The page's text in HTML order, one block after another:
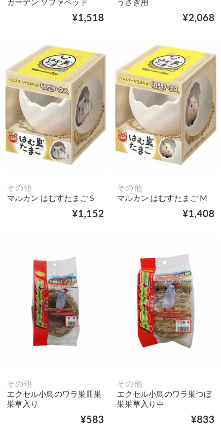
ガーデン ソファベッド
¥1,518
うさぎ用
¥2,068
その他
マルカン はむすたまご S
¥1,152
その他
マルカン はむすたまご M
¥1,408
その他
エクセル小鳥のワラ巣皿巣
巣草入り
¥583
その他
エクセル小鳥のワラ巣つぼ
巣巣草入り中
¥833